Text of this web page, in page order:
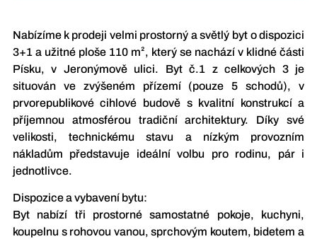
Nabízíme k prodeji velmi prostorný a světlý byt o dispozici
3+1 a užitné ploše 110 m², který se nachází v klidné části
Písku, v Jeronýmově ulici. Byt č.1 z celkových 3 je
situován ve zvýšeném přízemí (pouze 5 schodů), v
prvorepublikové cihlové budově s kvalitní konstrukcí a
příjemnou atmosférou tradiční architektury. Díky své
velikosti, technickému stavu a nízkým provozním
nákladům představuje ideální volbu pro rodinu, pár i
jednotlivce.
Dispozice a vybavení bytu:
Byt nabízí tři prostorné samostatné pokoje, kuchyni,
koupelnu s rohovou vanou, sprchovým koutem, bidetem a